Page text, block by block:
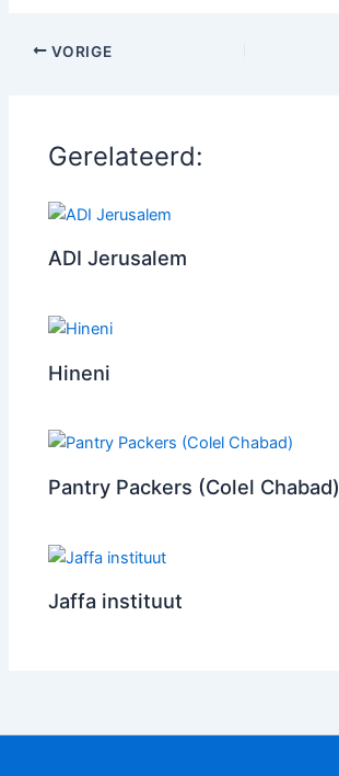
VORIGE
Gerelateerd:
ADI Jerusalem
Hineni
Pantry Packers (Colel Chabad)
Jaffa instituut